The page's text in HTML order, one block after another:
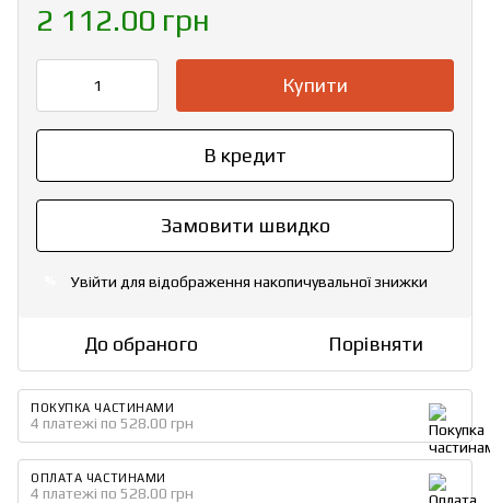
2 112.00 грн
Купити
В кредит
Замовити швидко
Увійти для відображення накопичувальної знижки
До обраного Порівняти
ПОКУПКА ЧАСТИНАМИ
4 платежі по 528.00 грн
ОПЛАТА ЧАСТИНАМИ
4 платежі по 528.00 грн